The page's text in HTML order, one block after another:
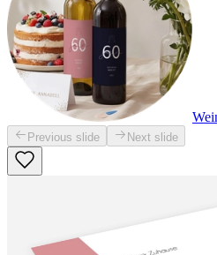
Previous slide Next slide